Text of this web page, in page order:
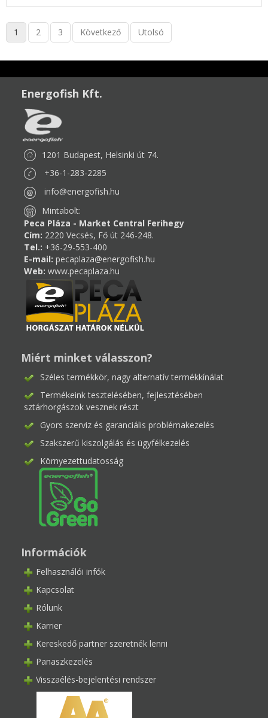
1 2 3 Következő Utolsó
Energofish Kft.
1201 Budapest, Helsinki út 74.
+36-1-283-2285
info@energofish.hu
Mintabolt:
Peca Pláza - Market Central Ferihegy
Cím: 2220 Vecsés, Fő út 246-248.
Tel.: +36-29-553-400
E-mail: pecaplaza@energofish.hu
Web: www.pecaplaza.hu
Miért minket válasszon?
Széles termékkör, nagy alternatív termékkínálat
Termékeink tesztelésében, fejlesztésében
sztárhorgászok vesznek részt
Gyors szerviz és garanciális problémakezelés
Szakszerű kiszolgálás és ügyfélkezelés
Környezettudatosság
Információk
Felhasználói infók
Kapcsolat
Rólunk
Karrier
Kereskedő partner szeretnék lenni
Panaszkezelés
Visszaélés-bejelentési rendszer